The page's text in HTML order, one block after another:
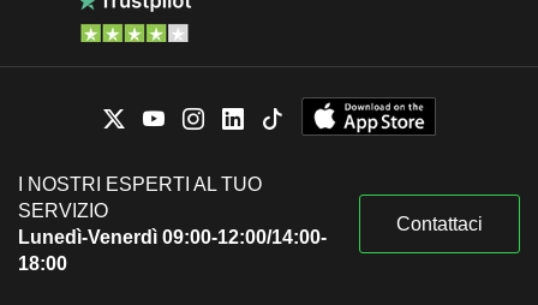
I NOSTRI ESPERTI AL TUO
SERVIZIO
Lunedì-Venerdì 09:00-12:00/14:00-
18:00
Contattaci